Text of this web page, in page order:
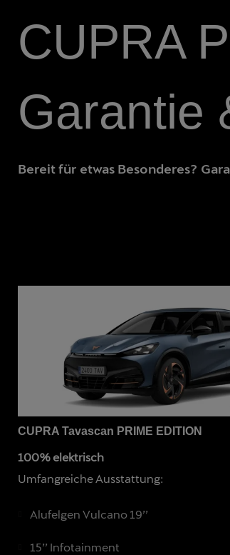
CUPRA
Garantie
Bereit für etwas Besonderes?
CUPRA Tavascan PRIME EDITION
100% elektrisch
Umfangreiche Ausstattung:
Alufelgen Vulcano 19’’
15’’ Infotainment